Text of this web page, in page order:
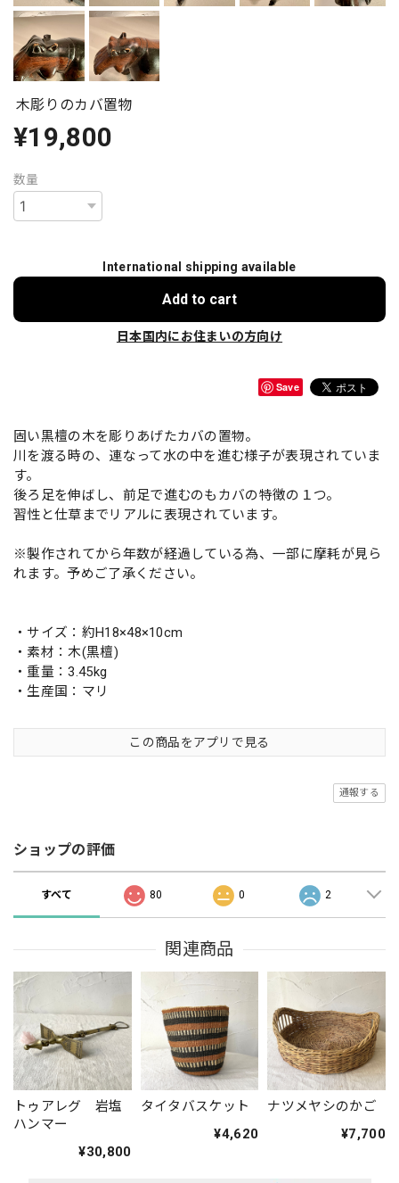
木彫りのカバ置物
¥19,800
数量
International shipping available
Add to cart
日本国内にお住まいの方向け
Save
固い黒檀の木を彫りあげたカバの置物。
川を渡る時の、連なって水の中を進む様子が表現されていま
す。
後ろ足を伸ばし、前足で進むのもカバの特徴の１つ。
習性と仕草までリアルに表現されています。
※製作されてから年数が経過している為、一部に摩耗が見ら
れます。予めご了承ください。
・サイズ：約H18×48×10cm
・素材：木(黒檀)
・重量：3.45kg
・生産国：マリ
この商品をアプリで見る
通報する
ショップの評価
すべて 80 0 2
関連商品
トゥアレグ 岩塩
ハンマー
¥30,800
タイタバスケット
¥4,620
ナツメヤシのかご
¥7,700